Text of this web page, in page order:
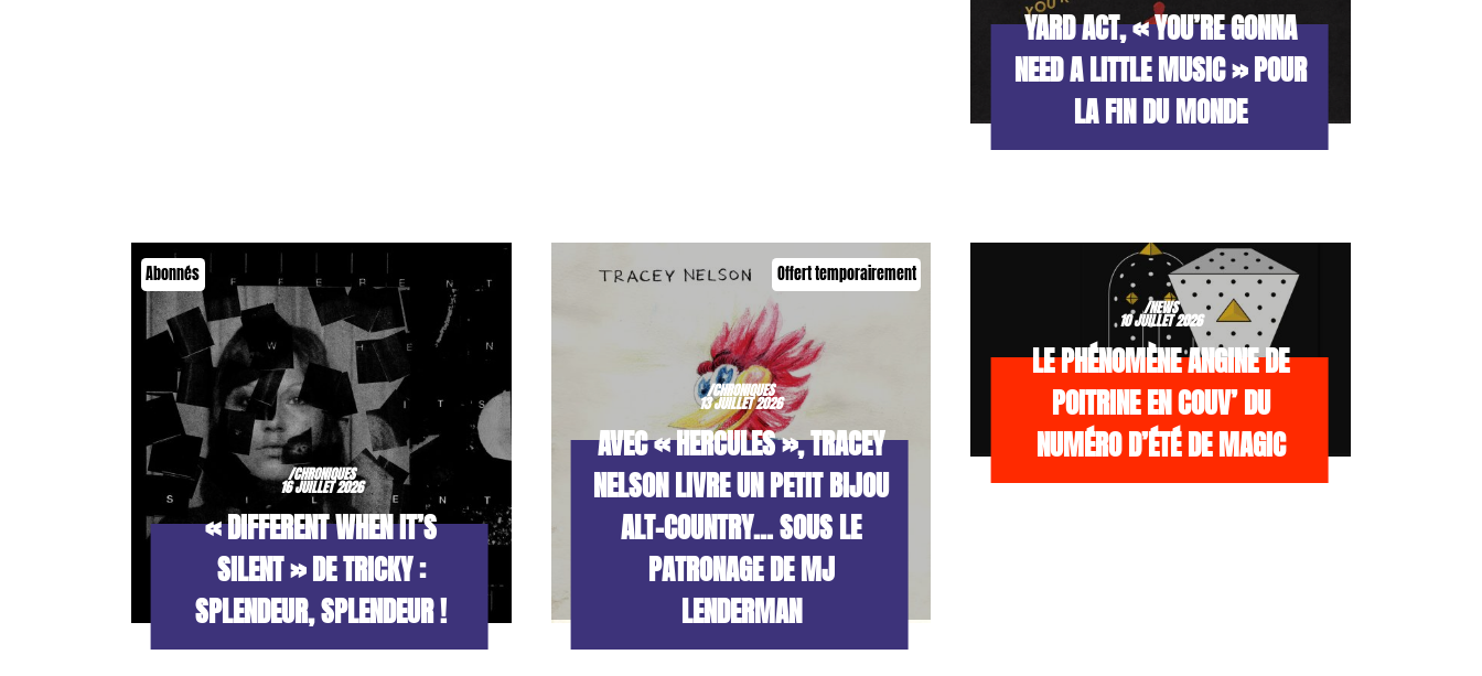
YARD ACT, « YOU’RE GONNA
NEED A LITTLE MUSIC » POUR
LA FIN DU MONDE
Abonnés
/CHRONIQUES
16 JUILLET 2026
« DIFFERENT WHEN IT’S
SILENT » DE TRICKY :
SPLENDEUR, SPLENDEUR !
Offert temporairement
/CHRONIQUES
13 JUILLET 2026
AVEC « HERCULES », TRACEY
NELSON LIVRE UN PETIT BIJOU
ALT-COUNTRY… SOUS LE
PATRONAGE DE MJ
LENDERMAN
/NEWS
10 JUILLET 2026
LE PHÉNOMÈNE ANGINE DE
POITRINE EN COUV’ DU
NUMÉRO D’ÉTÉ DE MAGIC